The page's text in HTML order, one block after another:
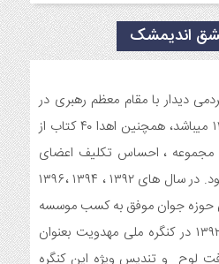
عنوان کافه شادی مهدوی به مناسبت
ی جوان در اندیمشک برگزار شد.
(عج) و جشن فجر انقلاب اسلامی و
شد.
شبکه فرهنگی مردمی نغمه های
سادات ایتام اندیمشک در شب
اندیمشک
دیدار با مقام معظم رهبری در
سالهای ۱۳۹۳ ، ۱۳۹۷ و ۱۳۹۸ میباشد، همچنین اهدا ۴۰ کتاب از
مجموعه ، احساس تکلیف اعضای
این مجموعه را دوچندان نمود. در سال های ۱۳۹۲ ، ۱۳۹۴ ،۱۳۹۶
حوزه جوان موفق به کسب موسسه
برتر استان شدیم. در سال ۱۳۹۲ در کنگره ملی مهدویت بعنوان
لوح و تندیس ویژه این کنگره